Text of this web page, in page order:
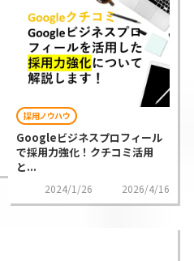
採用ノウハウ
Googleビジネスプロフィール
で採用力強化！クチコミ活用
と...
2024/1/26 2026/4/16